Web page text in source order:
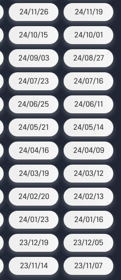
24/11/26 24/11/19
24/10/15 24/10/01
24/09/03 24/08/27
24/07/23 24/07/16
24/06/25 24/06/11
24/05/21 24/05/14
24/04/16 24/04/09
24/03/19 24/03/12
24/02/20 24/02/13
24/01/23 24/01/16
23/12/19 23/12/05
23/11/14 23/11/07